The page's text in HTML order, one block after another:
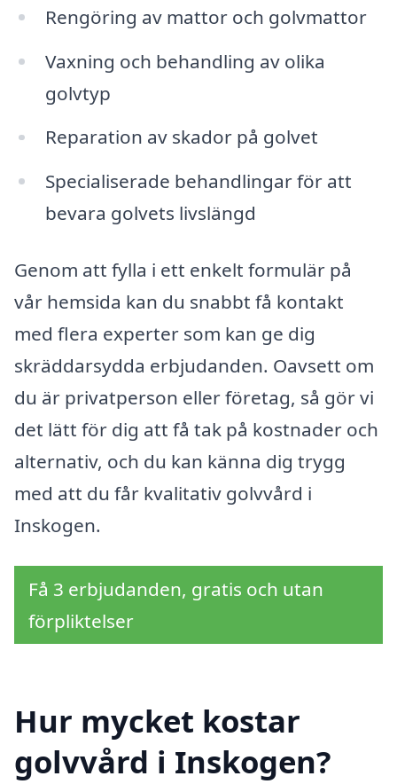
Rengöring av mattor och golvmattor
Vaxning och behandling av olika
golvtyp
Reparation av skador på golvet
Specialiserade behandlingar för att
bevara golvets livslängd
Genom att fylla i ett enkelt formulär på
vår hemsida kan du snabbt få kontakt
med flera experter som kan ge dig
skräddarsydda erbjudanden. Oavsett om
du är privatperson eller företag, så gör vi
det lätt för dig att få tak på kostnader och
alternativ, och du kan känna dig trygg
med att du får kvalitativ golvvård i
Inskogen.
Få 3 erbjudanden, gratis och utan
förpliktelser
Hur mycket kostar
golvvård i Inskogen?